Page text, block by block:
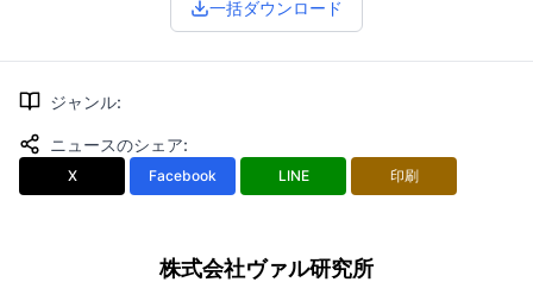
一括ダウンロード
ジャンル:
ニュースのシェア:
X Facebook LINE 印刷
株式会社ヴァル研究所